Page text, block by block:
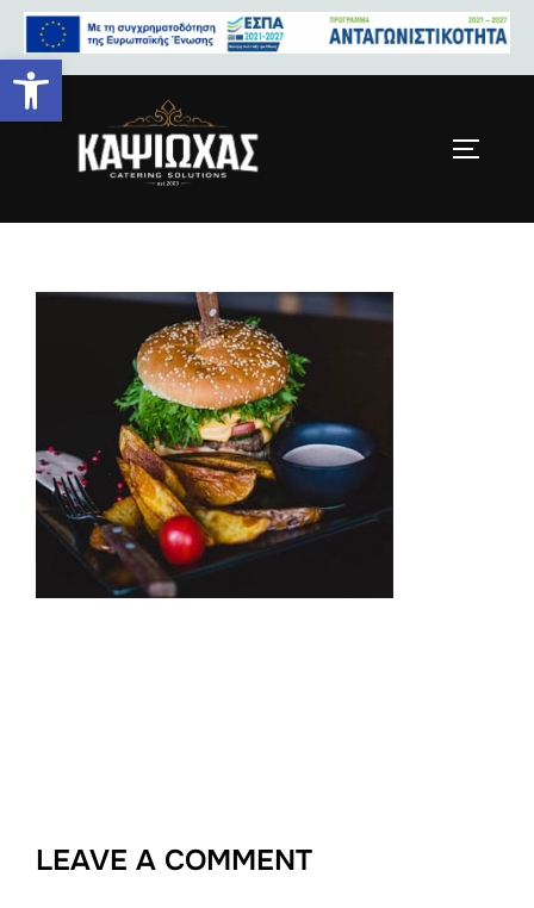
Menu-item-1
LEAVE A COMMENT
Ανοίξτε τη γραμμή εργαλείων